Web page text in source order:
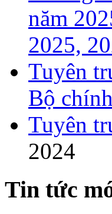
năm
2025,
Tuyên
Bộ
Tuyên
2024
Tin tức